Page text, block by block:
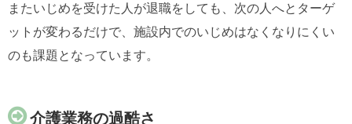
またいじめを受けた人が退職をしても、次の人へとターゲ
ットが変わるだけで、施設内でのいじめはなくなりにくい
のも課題となっています。
介護業務の過酷さ